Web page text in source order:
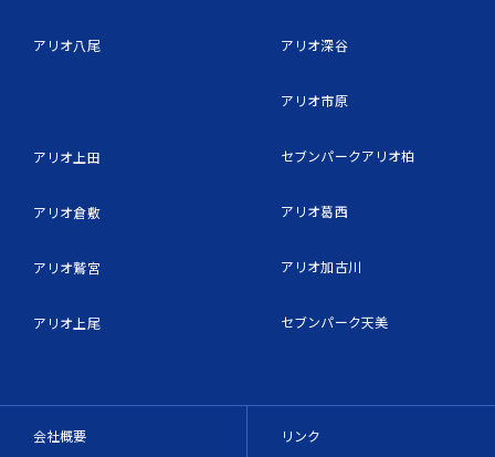
アリオ八尾
アリオ上田
アリオ倉敷
アリオ鷲宮
アリオ上尾
アリオ深谷
アリオ市原
セブンパークアリオ柏
アリオ葛西
アリオ加古川
セブンパーク天美
会社概要 リンク